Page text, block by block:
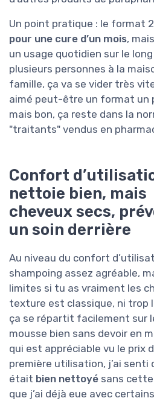
Un point pratique : le format
pour une cure d’un mois,
un usage quotidien sur le
plusieurs personnes à la
famille, ça va se vider très
aimé peut-être un format un
mais bon, ça reste dans la
"traitants" vendus en
Confort
nettoie bien, mais
cheveux secs,
un soin derrière
Au niveau du confort
shampoing assez agréable,
limites si tu as vraiment les
texture est classique, ni trop
ça se répartit facilement sur
mousse bien sans devoir en
qui est appréciable vu le prix
première utilisation, j’ai senti
était bien nettoyé sans
que j’ai déjà eue avec